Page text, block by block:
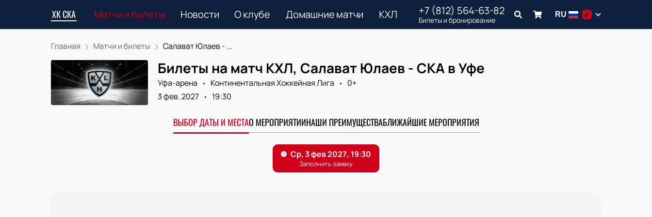
ХК СКА Матчи и билеты Новости О клубе Домашние матчи КХЛ +7 (812) 564-63-82
Билеты и бронирование
RU ₽
Главная Матчи и билеты Салават Юлаев - ...
Билеты на матч КХЛ, Салават Юлаев - СКА в Уфе
Уфа-арена Континентальная Хоккейная Лига
0+
3 фев. 2027
19:30
ВЫБОР ДАТЫ И МЕСТАО МЕРОПРИЯТИИНАШИ ПРЕИМУЩЕСТВАБЛИЖАЙШИЕ МЕРОПРИЯТИЯ